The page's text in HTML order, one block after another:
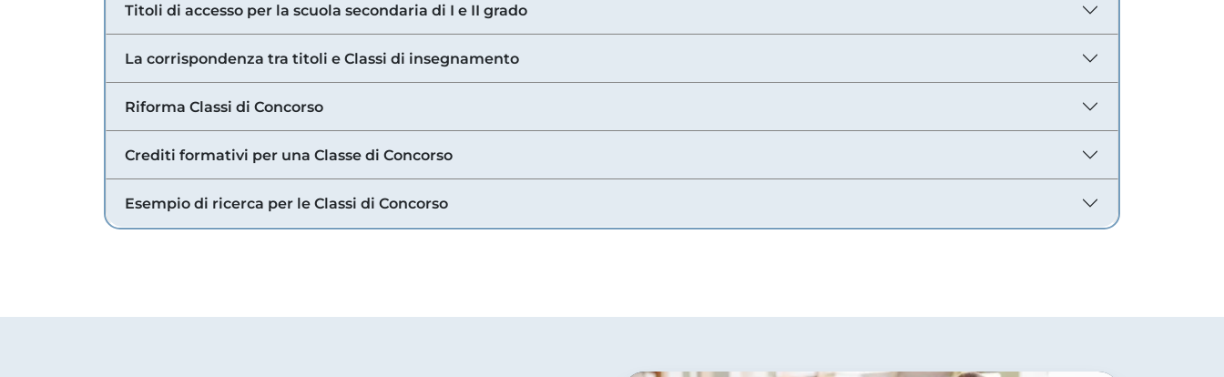
Titoli di accesso per la scuola secondaria di I e II grado
La corrispondenza tra titoli e Classi di insegnamento
Riforma Classi di Concorso
Crediti formativi per una Classe di Concorso
Esempio di ricerca per le Classi di Concorso